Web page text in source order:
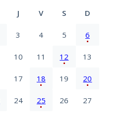
J V S D
3 4 5 6
10 11 12 13
17 18 19 20
24 25 26 27